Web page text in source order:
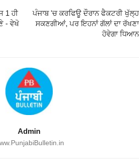
1 ਹੀ
- ਵੇਖੋ
ਪੰਜਾਬ 'ਚ ਕਰਫਿਊ ਦੌਰਾਨ ਫੈਕਟਰੀ ਖੁੱਲ੍ਹ
ਸਕਣਗੀਆਂ, ਪਰ ਇਹਨਾਂ ਗੱਲਾਂ ਦਾ ਰੱਖਣਾ
ਹੋਵੇਗਾ ਧਿਆਨ
Admin